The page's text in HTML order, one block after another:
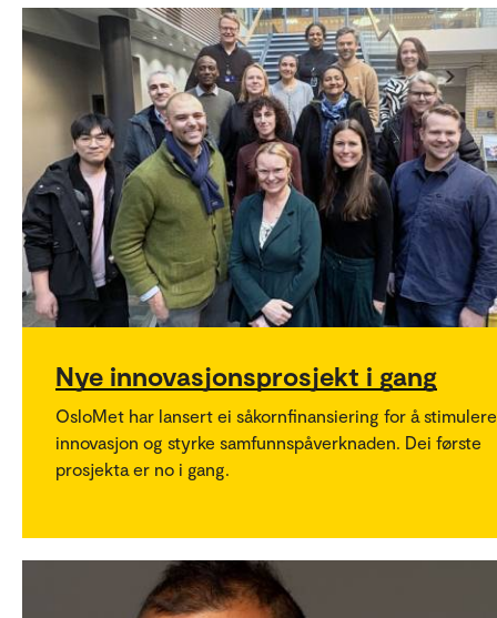
Nye innovasjonsprosjekt i gang
OsloMet har lansert ei såkornfinansiering for å
innovasjon og styrke samfunnspåverknaden. Dei første
prosjekta er no i gang.